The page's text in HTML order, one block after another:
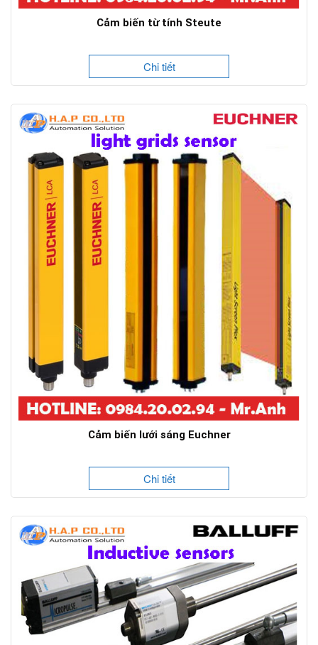
Cảm biến từ tính Steute
Chi tiết
Cảm biến lưới sáng Euchner
Chi tiết